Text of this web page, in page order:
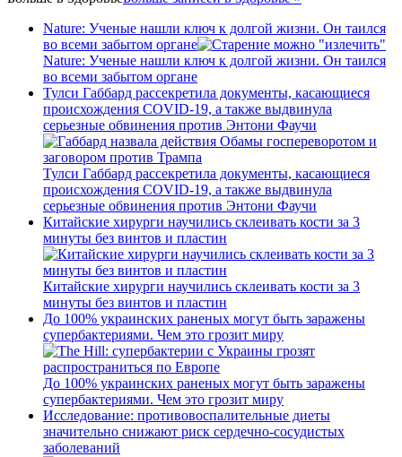
Nature: Ученые нашли ключ к долгой жизни. Он таился
во всеми забытом органе
Nature: Ученые нашли ключ к долгой жизни. Он таился
во всеми забытом органе
Тулси Габбард рассекретила документы, касающиеся
происхождения COVID-19, а также выдвинула
серьезные обвинения против Энтони Фаучи
Тулси Габбард рассекретила документы, касающиеся
происхождения COVID-19, а также выдвинула
серьезные обвинения против Энтони Фаучи
Китайские хирурги научились склеивать кости за 3
минуты без винтов и пластин
Китайские хирурги научились склеивать кости за 3
минуты без винтов и пластин
До 100% украинских раненых могут быть заражены
супербактериями. Чем это грозит миру
До 100% украинских раненых могут быть заражены
супербактериями. Чем это грозит миру
Исследование: противовоспалительные диеты
значительно снижают риск сердечно-сосудистых
заболеваний